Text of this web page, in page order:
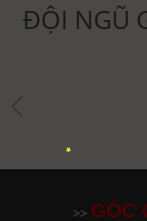
ĐỘI NGŨ
>> GÓC